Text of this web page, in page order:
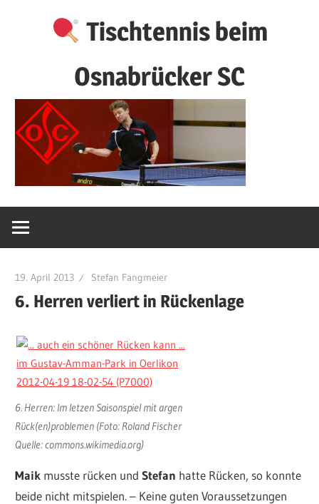
Tischtennis beim
Osnabrücker SC
19. April 2013 Stefan Fangmeier
6. Herren verliert in Rückenlage
6. Herren: Im letzen Saisonspiel mit argen
Rück(en)problemen (Foto: Roland Fischer
Quelle: commons.wikimedia.org)
Maik musste rücken undStefan hatte Rücken, so konnte
beide nicht mitspielen. – Keine guten Voraussetzungen